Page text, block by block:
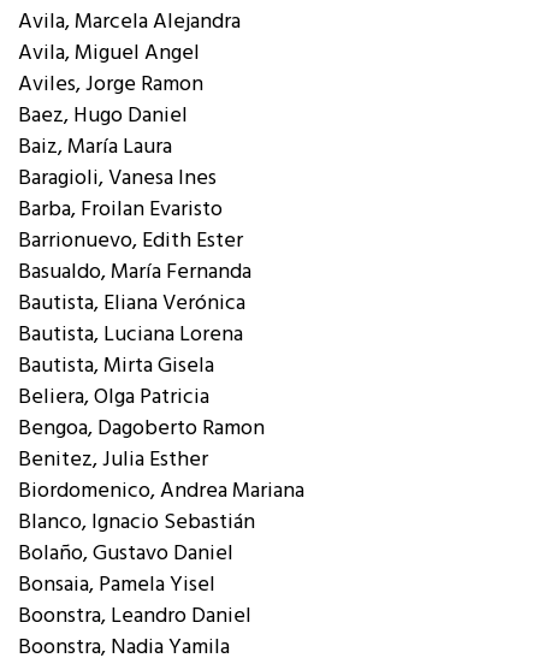
Avila, Marcela Alejandra
Avila, Miguel Angel
Aviles, Jorge Ramon
Baez, Hugo Daniel
Baiz, María Laura
Baragioli, Vanesa Ines
Barba, Froilan Evaristo
Barrionuevo, Edith Ester
Basualdo, María Fernanda
Bautista, Eliana Verónica
Bautista, Luciana Lorena
Bautista, Mirta Gisela
Beliera, Olga Patricia
Bengoa, Dagoberto Ramon
Benitez, Julia Esther
Biordomenico, Andrea Mariana
Blanco, Ignacio Sebastián
Bolaño, Gustavo Daniel
Bonsaia, Pamela Yisel
Boonstra, Leandro Daniel
Boonstra, Nadia Yamila